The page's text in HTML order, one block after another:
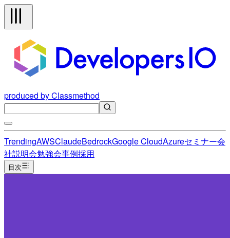
produced by Classmethod
TrendingAWSClaudeBedrockGoogle CloudAzureセミナー会
社説明会勉強会事例採用
目次